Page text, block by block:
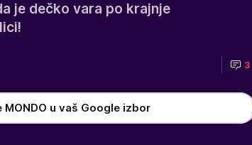
je dečko vara po krajnje
3
MONDO u vaš Google izbor